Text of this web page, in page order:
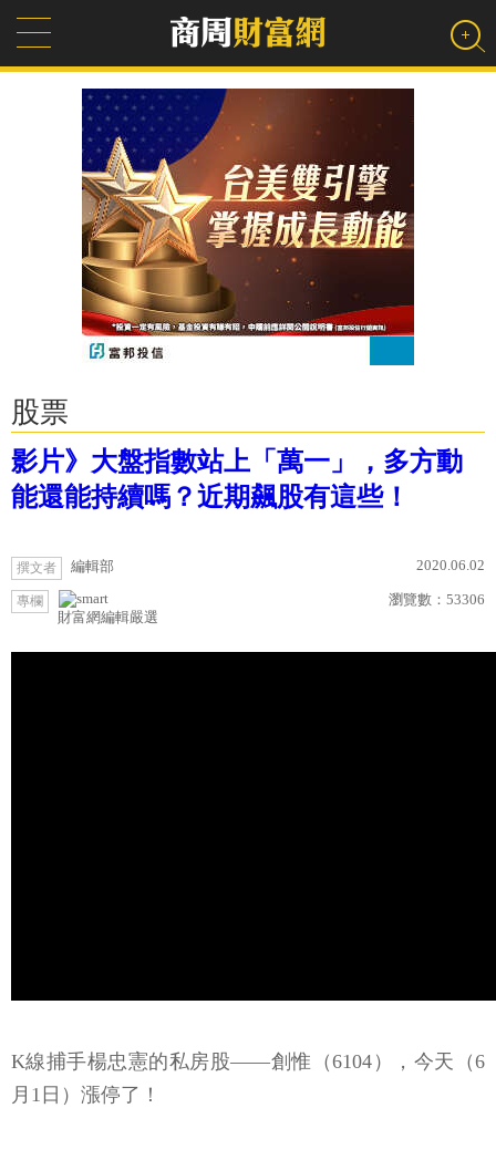
股票
影片》大盤指數站上「萬一」，多方動
能還能持續嗎？近期飆股有這些！
撰文者 編輯部 2020.06.02
專欄
財富網編輯嚴選
瀏覽數： 53306
K線捕手楊忠憲的私房股——創惟（6104），今天（6
月1日）漲停了！